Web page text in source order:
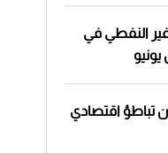
النفطي في
تباطؤ اقتصادي